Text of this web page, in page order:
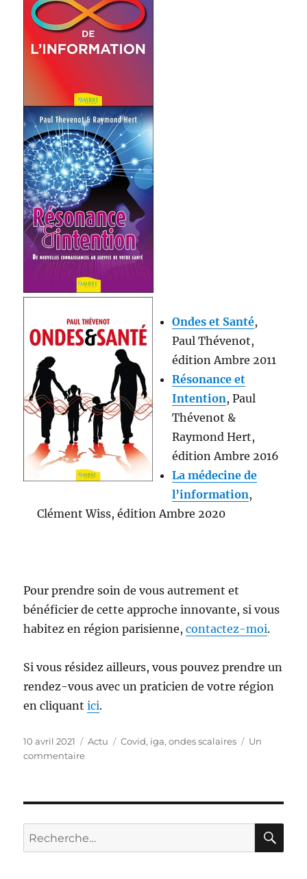
Ondes et Santé,
Paul Thévenot,
édition Ambre 2011
Résonance et
Intention, Paul
Thévenot &
Raymond Hert,
édition Ambre 2016
La médecine de
l’information,
Clément Wiss, édition Ambre 2020
Pour prendre soin de vous autrement et
bénéficier de cette approche innovante, si vous
habitez en région parisienne,contactez-moi.
Si vous résidez ailleurs, vous pouvez prendre un
rendez-vous avec un praticien de votre région
en cliquantici.
Publié
le
10 avril 2021 Catégories
Actu Étiquettes
Covid, iga,ondes scalaires
Un
commentairesur
Recherche
pour :